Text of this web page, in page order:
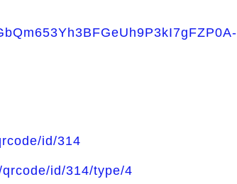
id/314
id/314/type/4